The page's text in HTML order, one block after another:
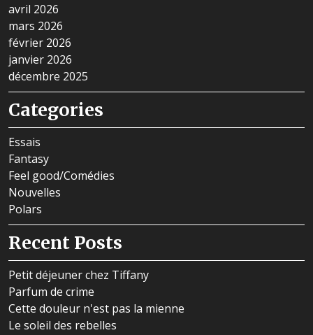
avril 2026
mars 2026
février 2026
janvier 2026
décembre 2025
Categories
Essais
Fantasy
Feel good/Comédies
Nouvelles
Polars
Recent Posts
Petit déjeuner chez Tiffany
Parfum de crime
Cette douleur n'est pas la mienne
Le soleil des rebelles